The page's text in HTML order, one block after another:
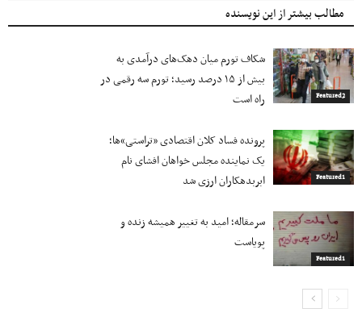
مطالب بیشتر از این نویسنده
Featured2
شکاف تورم میان دهک‌های درآمدی به
بیش از ۱۵ درصد رسید؛ تورم سه رقمی در
راه است
Featured1
پرونده فساد کلان اقتصادی «تراستی»ها؛
یک نماینده مجلس خواهان افشای نام
ابربدهکاران ارزی شد
Featured1
سرمقاله؛ امید به تغییر همیشه زنده و
پویاست